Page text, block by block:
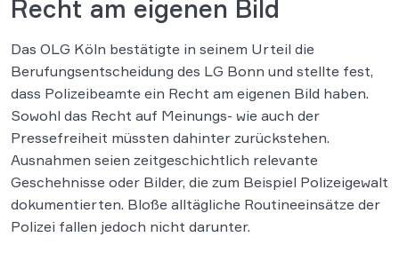
Recht am eigenen Bild
Das OLG Köln bestätigte in seinem Urteil die
Berufungsentscheidung des LG Bonn und stellte fest,
dass Polizeibeamte ein Recht am eigenen Bild haben.
Sowohl das Recht auf Meinungs- wie auch der
Pressefreiheit müssten dahinter zurückstehen.
Ausnahmen seien zeitgeschichtlich relevante
Geschehnisse oder Bilder, die zum Beispiel Polizeigewalt
dokumentierten. Bloße alltägliche Routineeinsätze der
Polizei fallen jedoch nicht darunter.